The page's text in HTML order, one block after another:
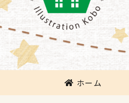
ホーム